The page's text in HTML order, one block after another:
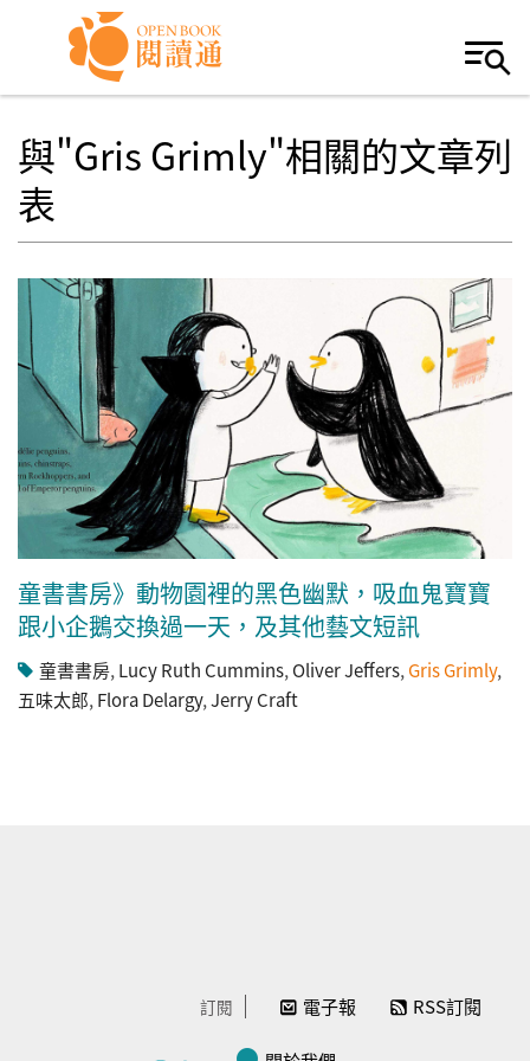
Skip to navigation
移至主內容
與"Gris Grimly"相關的文章列
表
童書書房》動物園裡的黑色幽默，吸血鬼寶寶
跟小企鵝交換過一天，及其他藝文短訊
童書書房, Lucy Ruth Cummins, Oliver Jeffers, Gris Grimly,
五味太郎, Flora Delargy,Jerry Craft
訂閱 電子報 RSS訂閱